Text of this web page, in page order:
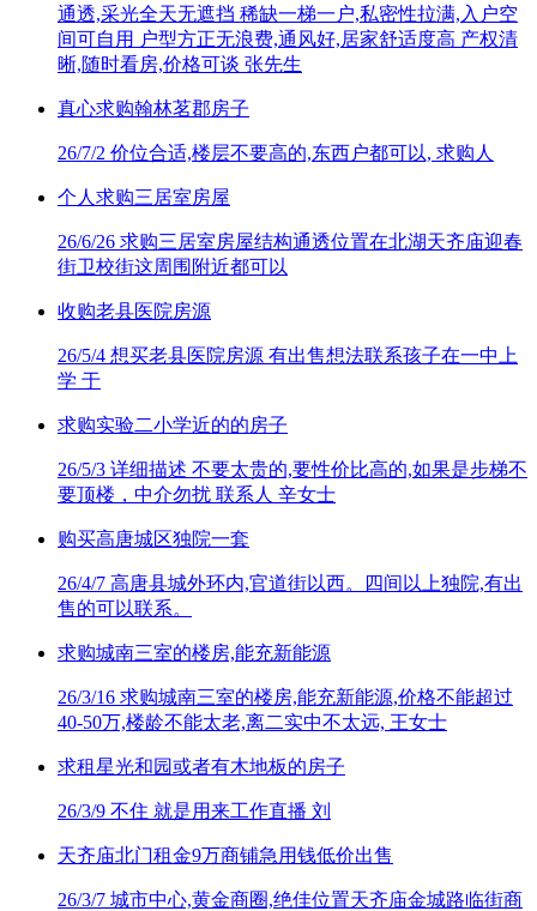
通透,采光全天无遮挡 稀缺一梯一户,私密性拉满,入户空
间可自用 户型方正无浪费,通风好,居家舒适度高 产权清
晰,随时看房,价格可谈 张先生
真心求购翰林茗郡房子
26/7/2 价位合适,楼层不要高的,东西户都可以, 求购人
个人求购三居室房屋
26/6/26 求购三居室房屋结构通透位置在北湖天齐庙迎春
街卫校街这周围附近都可以
收购老县医院房源
26/5/4 想买老县医院房源 有出售想法联系孩子在一中上
学 于
求购实验二小学近的的房子
26/5/3 详细描述 不要太贵的,要性价比高的,如果是步梯不
要顶楼，中介勿扰 联系人 辛女士
购买高唐城区独院一套
26/4/7 高唐县城外环内,官道街以西。四间以上独院,有出
售的可以联系。
求购城南三室的楼房,能充新能源
26/3/16 求购城南三室的楼房,能充新能源,价格不能超过
40-50万,楼龄不能太老,离二实中不太远, 王女士
求租星光和园或者有木地板的房子
26/3/9 不住 就是用来工作直播 刘
天齐庙北门租金9万商铺急用钱低价出售
26/3/7 城市中心,黄金商圈,绝佳位置天齐庙金城路临街商